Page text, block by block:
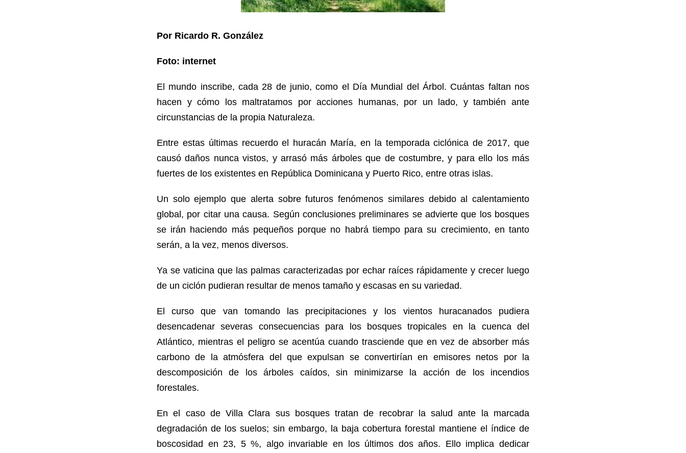
Por Ricardo R. González
Foto: internet
El mundo inscribe, cada 28 de junio, como el Día Mundial del Árbol. Cuántas faltan nos
hacen y cómo los maltratamos por acciones humanas, por un lado, y también ante
circunstancias de la propia Naturaleza.
Entre estas últimas recuerdo el huracán María, en la temporada ciclónica de 2017, que
causó daños nunca vistos, y arrasó más árboles que de costumbre, y para ello los más
fuertes de los existentes en República Dominicana y Puerto Rico, entre otras islas.
Un solo ejemplo que alerta sobre futuros fenómenos similares debido al calentamiento
global, por citar una causa. Según conclusiones preliminares se advierte que los bosques
se irán haciendo más pequeños porque no habrá tiempo para su crecimiento, en tanto
serán, a la vez, menos diversos.
Ya se vaticina que las palmas caracterizadas por echar raíces rápidamente y crecer luego
de un ciclón pudieran resultar de menos tamaño y escasas en su variedad.
El curso que van tomando las precipitaciones y los vientos huracanados pudiera
desencadenar severas consecuencias para los bosques tropicales en la cuenca del
Atlántico, mientras el peligro se acentúa cuando trasciende que en vez de absorber más
carbono de la atmósfera del que expulsan se convertirían en emisores netos por la
descomposición de los árboles caídos, sin minimizarse la acción de los incendios
forestales.
En el caso de Villa Clara sus bosques tratan de recobrar la salud ante la marcada
degradación de los suelos; sin embargo, la baja cobertura forestal mantiene el índice de
boscosidad en 23, 5 %, algo invariable en los últimos dos años. Ello implica dedicar